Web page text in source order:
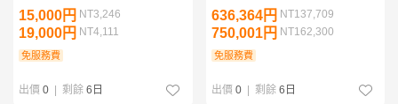
ッチPRIZM/プリズムOO9349-
5153サングラス・UV
15,000円 NT3,246
19,000円 NT4,111
免服務費
出價 0 剩餘 6日
金彩漆塗経机前卓長方卓・寺院
仏具・暴龍花鳥文
636,364円 NT137,709
750,001円 NT162,300
免服務費
出價 0 剩餘 6日